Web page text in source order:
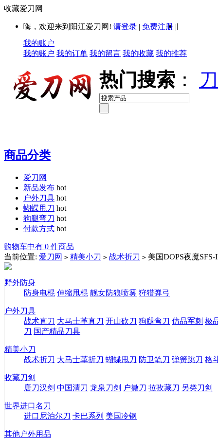
收藏爱刀网
嗨，欢迎来到阳江爱刀网! 请登录 | 免费注册 ||
我的账户
我的账户 我的订单 我的留言 我的收藏 我的推荐
热门搜索 ：
商品分类
爱刀网
新品发布 hot
户外刀具 hot
蝴蝶甩刀 hot
狗腿弯刀 hot
付款方式 hot
购物车中有 0 件商品
当前位置: 爱刀网 > 精美小刀 > 战术折刀 > 美国DOPS夜魔SFS-
野外防身
防身电棍 伸缩甩棍 靓女防狼喷雾 狩猎弹弓
户外刀具
战术直刀 大马士革直刀 开山砍刀 狗腿弯刀 仿品军刺 极
刀 国产精品刀具
精美小刀
战术折刀 大马士革折刀 蝴蝶甩刀 防卫笔刀 弹簧跳刀 格
收藏刀剑
唐刀汉剑 中国清刀 龙泉刀剑 户撒刀 拉孜藏刀 另类刀剑
世界进口名刀
进口尼泊尔刀 卡巴系列 美国冷钢
其他户外用品